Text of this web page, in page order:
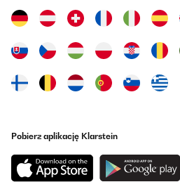
Pobierz aplikację Klarstein